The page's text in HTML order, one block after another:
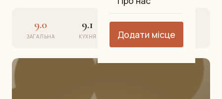
Додати місце
9.0
ЗАГАЛЬНА
9.1
КУХНЯ
8.9
АТМОСФЕРА
9.0
СЕРВІС